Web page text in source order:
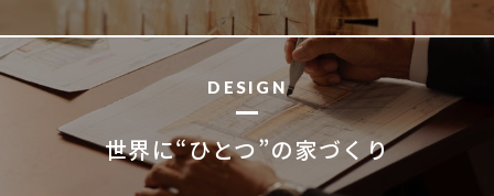
DESIGN
世界に“ひとつ”の家づくり